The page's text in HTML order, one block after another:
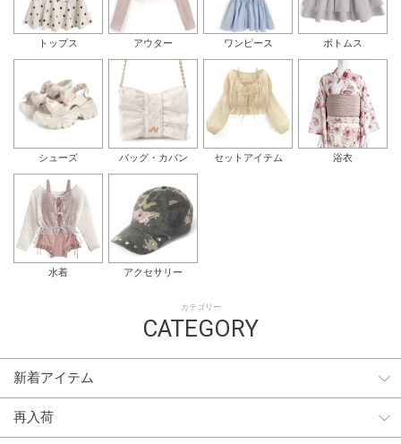
トップス アウター ワンピース ボトムス
シューズ バッグ・カバン セットアイテム 浴衣
水着 アクセサリー
カテゴリー
CATEGORY
新着アイテム
再入荷